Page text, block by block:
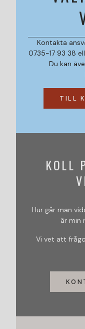
KOLL
Hur går man
är min
Vi vet att
Kontakta
0735-17 93 38
Du kan
TILL